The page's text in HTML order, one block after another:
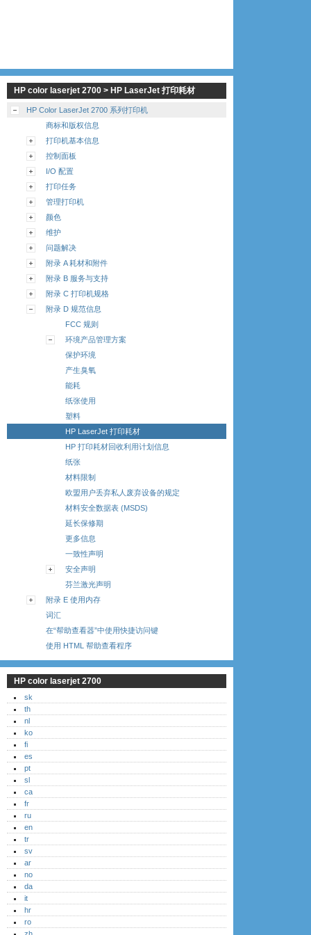
HP color laserjet 2700 > HP LaserJet 打印耗材
HP Color LaserJet 2700 系列打印机
商标和版权信息
打印机基本信息
控制面板
I/O 配置
打印任务
管理打印机
颜色
维护
问题解决
附录 A 耗材和附件
附录 B 服务与支持
附录 C 打印机规格
附录 D 规范信息
FCC 规则
环境产品管理方案
保护环境
产生臭氧
能耗
纸张使用
塑料
HP LaserJet 打印耗材
HP 打印耗材回收利用计划信息
纸张
材料限制
欧盟用户丢弃私人废弃设备的规定
材料安全数据表 (MSDS)
延长保修期
更多信息
一致性声明
安全声明
芬兰激光声明
附录 E 使用内存
词汇
在“帮助查看器”中使用快捷访问键
使用 HTML 帮助查看程序
HP color laserjet 2700
sk
th
nl
ko
fi
es
pt
sl
ca
fr
ru
en
tr
sv
ar
no
da
it
hr
ro